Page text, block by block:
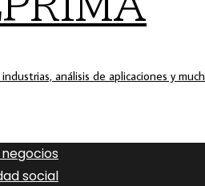
análisis de aplicaciones y
social